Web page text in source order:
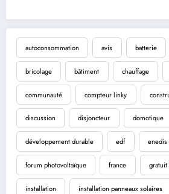
autoconsommation avis batterie
bricolage bâtiment chauffage
communauté compteur linky
discussion disjoncteur domotique
développement durable edf enedis
forum photovoltaïque france gratuit
installation installation panneaux solaires